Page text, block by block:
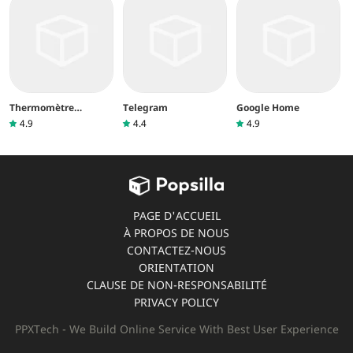
Thermomètre
intérieur
4.9
Telegram
4.4
Google Home
4.9
PAGE D'ACCUEIL
À PROPOS DE NOUS
CONTACTEZ-NOUS
ORIENTATION
CLAUSE DE NON-RESPONSABILITÉ
PRIVACY POLICY
PPXTech - We Build Online Service With Best User Experience